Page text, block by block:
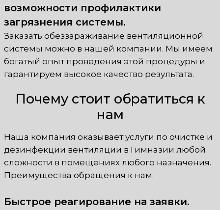
возможности профилактики
загрязнения системы.
Заказать обеззараживание вентиляционной
системы можно в нашей компании. Мы имеем
богатый опыт проведения этой процедуры и
гарантируем высокое качество результата.
Почему стоит обратиться к
нам
Наша компания оказывает услуги по очистке и
дезинфекции вентиляции в Гимназии любой
сложности в помещениях любого назначения.
Преимущества обращения к нам:
Быстрое реагирование на заявки.